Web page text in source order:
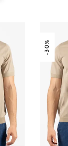
-30%